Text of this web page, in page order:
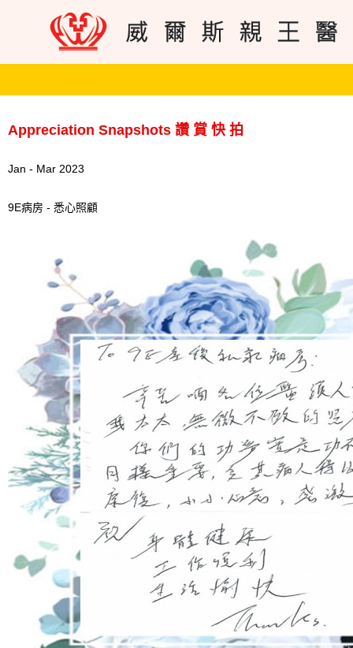
Appreciation Snapshots 讚 賞 快 拍
Jan - Mar 2023
9E病房 - 悉心照顧